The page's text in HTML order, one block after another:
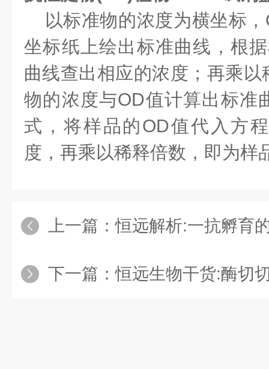
以标准物的浓度为横坐标，
坐标纸上绘出标准曲线，根
曲线查出相应的浓度；再乘
物的浓度与OD值计算出标准
式，将样品的OD值代入方
度，再乘以稀释倍数，即为样
上一篇：恒远解析:一抗孵育的
下一篇：恒远生物干货:酶切